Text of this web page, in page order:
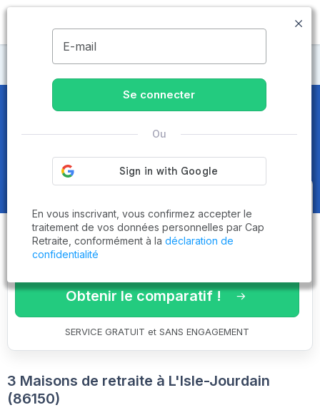
MENU
Maisons de retraite Vienne
Maisons de retraite et EHPAD
L'Isle-Jourdain (86150)
Obtenez le
comparatif des
établissementsadaptés à vos
critères en 3 minutes !
Obtenir le comparatif !
SERVICE GRATUIT et SANS ENGAGEMENT
3 Maisons de retraite à L'Isle-Jourdain
(86150)
E-mail
Se connecter
Ou
En vous inscrivant, vous confirmez accepter le
traitement de vos données personnelles par Cap
Retraite, conformément à la déclaration de
confidentialité